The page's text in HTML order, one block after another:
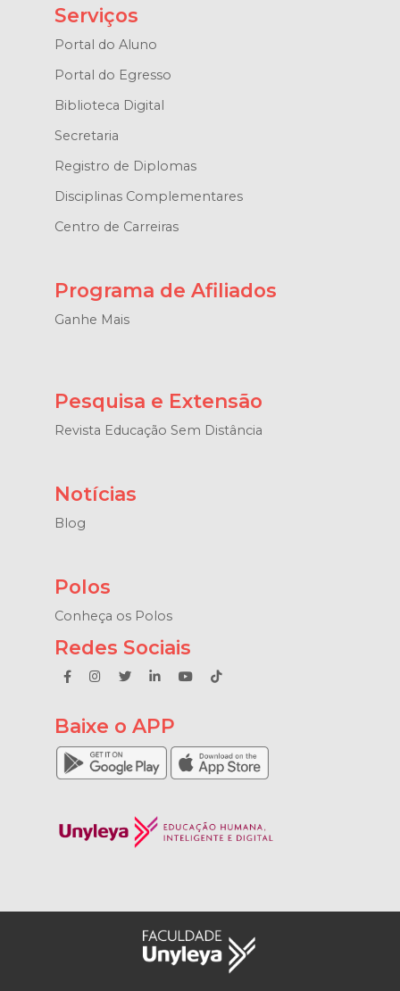
Serviços
Portal do Aluno
Portal do Egresso
Biblioteca Digital
Secretaria
Registro de Diplomas
Disciplinas Complementares
Centro de Carreiras
Programa de Afiliados
Ganhe Mais
Pesquisa e Extensão
Revista Educação Sem Distância
Notícias
Blog
Polos
Conheça os Polos
Redes Sociais
Baixe o APP